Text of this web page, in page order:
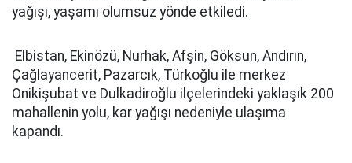
yağışı, yaşamı olumsuz yönde etkiledi.
Elbistan, Ekinözü, Nurhak, Afşin, Göksun, Andırın,
Çağlayancerit, Pazarcık, Türkoğlu ile merkez
Onikişubat ve Dulkadiroğlu ilçelerindeki yaklaşık 200
mahallenin yolu, kar yağışı nedeniyle ulaşıma
kapandı.